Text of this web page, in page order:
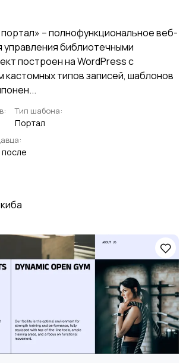
– полнофункциональное веб-
библиотечными
построен на WordPress с
кастомных типов записей, шаблонов
Тип шабона:
Портал